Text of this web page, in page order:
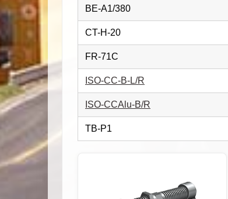
BE-A1/380
CT-H-20
FR-71C
ISO-CC-B-L/R
ISO-CCAlu-B/R
TB-P1